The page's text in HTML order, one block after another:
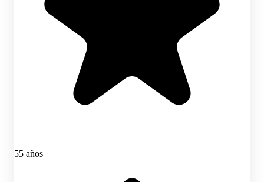
55 años